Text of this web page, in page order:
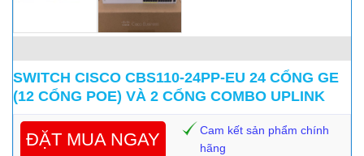
SWITCH CISCO CBS110-24PP-EU 24 CỔNG GE
(12 CỔNG POE) VÀ 2 CỔNG COMBO UPLINK
ĐẶT MUA NGAY
Cam kết sản phẩm chính
hãng